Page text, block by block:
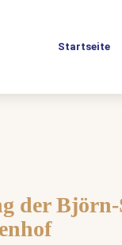
Startseite
der